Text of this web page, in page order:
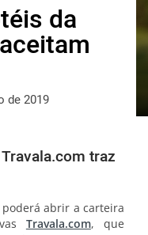
da
de 2019
traz
abrir a carteira
Travala.com, que